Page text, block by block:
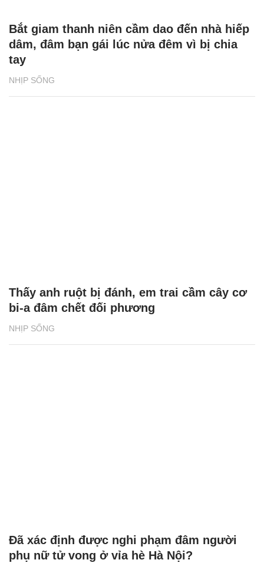
NHỊP SỐNG
Bắt giam thanh niên cầm dao đến nhà hiếp
dâm, đâm bạn gái lúc nửa đêm vì bị chia
tay
NHỊP SỐNG
Thấy anh ruột bị đánh, em trai cầm cây cơ
bi-a đâm chết đối phương
Đã xác định được nghi phạm đâm người
phụ nữ tử vong ở vỉa hè Hà Nội?